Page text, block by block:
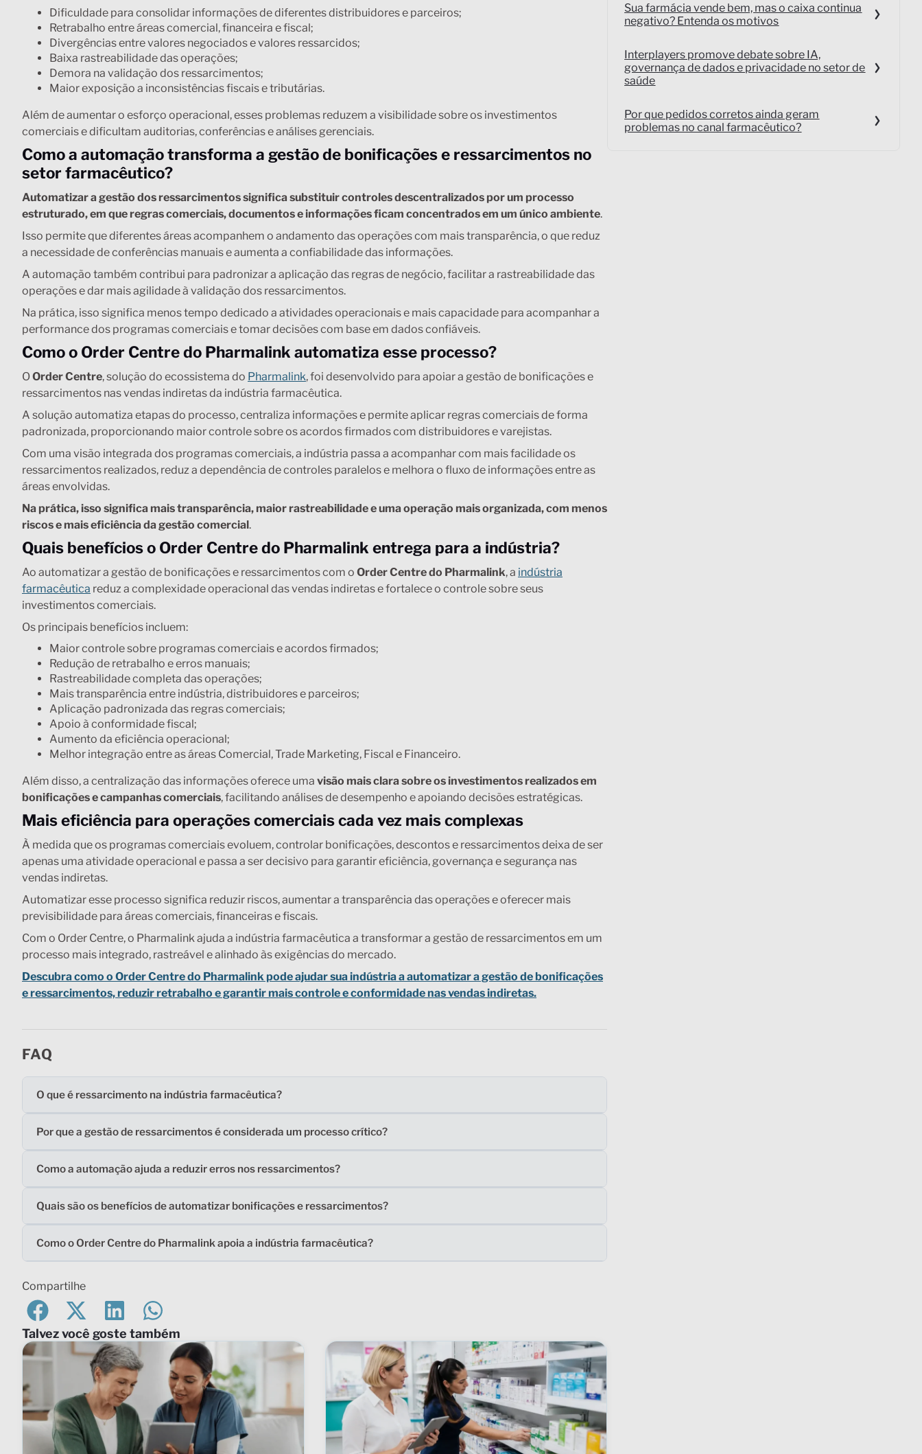
Dificuldade para consolidar informações de diferentes distribuidores e parceiros;
Retrabalho entre áreas comercial, financeira e fiscal;
Divergências entre valores negociados e valores ressarcidos;
Baixa rastreabilidade das operações;
Demora na validação dos ressarcimentos;
Maior exposição a inconsistências fiscais e tributárias.
Além de aumentar o esforço operacional, esses problemas reduzem a visibilidade sobre os investimentos
comerciais e dificultam auditorias, conferências e análises gerenciais.
Como a automação transforma a gestão de bonificações e ressarcimentos no
setor farmacêutico?
Automatizar a gestão dos ressarcimentos significa substituir controles descentralizados por um processo
estruturado, em que regras comerciais, documentos e informações ficam concentrados em um único ambiente.
Isso permite que diferentes áreas acompanhem o andamento das operações com mais transparência, o que reduz
a necessidade de conferências manuais e aumenta a confiabilidade das informações.
A automação também contribui para padronizar a aplicação das regras de negócio, facilitar a rastreabilidade das
operações e dar mais agilidade à validação dos ressarcimentos.
Na prática, isso significa menos tempo dedicado a atividades operacionais e mais capacidade para acompanhar a
performance dos programas comerciais e tomar decisões com base em dados confiáveis.
Como o Order Centre do Pharmalink automatiza esse processo?
OOrder Centre, solução do ecossistema do Pharmalink, foi desenvolvido para apoiar a gestão de bonificações e
ressarcimentos nas vendas indiretas da indústria farmacêutica.
A solução automatiza etapas do processo, centraliza informações e permite aplicar regras comerciais de forma
padronizada, proporcionando maior controle sobre os acordos firmados com distribuidores e varejistas.
Com uma visão integrada dos programas comerciais, a indústria passa a acompanhar com mais facilidade os
ressarcimentos realizados, reduz a dependência de controles paralelos e melhora o fluxo de informações entre as
áreas envolvidas.
Na prática, isso significa mais transparência, maior rastreabilidade e uma operação mais organizada, com menos
riscos e mais eficiência da gestão comercial.
Quais benefícios o Order Centre do Pharmalink entrega para a indústria?
Ao automatizar a gestão de bonificações e ressarcimentos com o Order Centre do Pharmalink, a indústria
farmacêutica reduz a complexidade operacional das vendas indiretas e fortalece o controle sobre seus
investimentos comerciais.
Os principais benefícios incluem:
Maior controle sobre programas comerciais e acordos firmados;
Redução de retrabalho e erros manuais;
Rastreabilidade completa das operações;
Mais transparência entre indústria, distribuidores e parceiros;
Aplicação padronizada das regras comerciais;
Apoio à conformidade fiscal;
Aumento da eficiência operacional;
Melhor integração entre as áreas Comercial, Trade Marketing, Fiscal e Financeiro.
Além disso, a centralização das informações oferece uma visão mais clara sobre os investimentos realizados em
bonificações e campanhas comerciais, facilitando análises de desempenho e apoiando decisões estratégicas.
Mais eficiência para operações comerciais cada vez mais complexas
À medida que os programas comerciais evoluem, controlar bonificações, descontos e ressarcimentos deixa de ser
apenas uma atividade operacional e passa a ser decisivo para garantir eficiência, governança e segurança nas
vendas indiretas.
Automatizar esse processo significa reduzir riscos, aumentar a transparência das operações e oferecer mais
previsibilidade para áreas comerciais, financeiras e fiscais.
Com o Order Centre, o Pharmalink ajuda a indústria farmacêutica a transformar a gestão de ressarcimentos em um
processo mais integrado, rastreável e alinhado às exigências do mercado.
Descubra como o Order Centre do Pharmalink pode ajudar sua indústria a automatizar a gestão de bonificações
e ressarcimentos, reduzir retrabalho e garantir mais controle e conformidade nas vendas indiretas.
FAQ
O que é ressarcimento na indústria farmacêutica?
Por que a gestão de ressarcimentos é considerada um processo crítico?
Como a automação ajuda a reduzir erros nos ressarcimentos?
Quais são os benefícios de automatizar bonificações e ressarcimentos?
Como o Order Centre do Pharmalink apoia a indústria farmacêutica?
Compartilhe
Talvez você goste também
Sua farmácia vende bem, mas o caixa continua
negativo? Entenda os motivos
Interplayers promove debate sobre IA,
governança de dados e privacidade no setor de
saúde
Por que pedidos corretos ainda geram
problemas no canal farmacêutico?